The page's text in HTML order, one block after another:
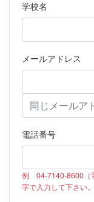
学校名
メールアドレス
電話番号
例 04-7140-8600（
字で入力して下さい。